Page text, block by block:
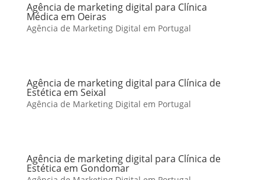
Agência de marketing digital para Clínica
Médica em Oeiras
Agência de Marketing Digital em Portugal
Agência de marketing digital para Clínica de
Estética em Seixal
Agência de Marketing Digital em Portugal
Agência de marketing digital para Clínica de
Estética em Gondomar